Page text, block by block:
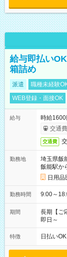
給与即払い
箱詰め
派遣 職種未経験
WEB登録・面接OK
給与
時給1600
交通
交通費
勤務地
埼玉県飯
飯能駅か
日用品
勤務時間
期間
長期【ご
即日～
特徴 日払いOK